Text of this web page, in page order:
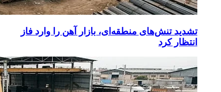
تشدید تنش‌های منطقه‌ای، بازار آهن را وارد فاز
انتظار کرد